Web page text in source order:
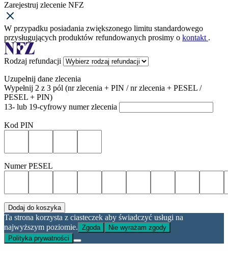
Zarejestruj zlecenie NFZ
W przypadku posiadania zwiększonego limitu standardowego
przysługujących produktów refundowanych prosimy o kontakt .
Rodzaj refundacji
Uzupełnij dane zlecenia
Wypełnij 2 z 3 pól (nr zlecenia + PIN / nr zlecenia + PESEL /
PESEL + PIN)
13- lub 19-cyfrowy numer zlecenia
Kod PIN
Numer PESEL
Dodaj do koszyka
Ta strona korzysta z ciasteczek aby świadczyć usługi na
najwyższym poziomie. Zgoda
Nie wyrażam zgody
Polityka prywatności